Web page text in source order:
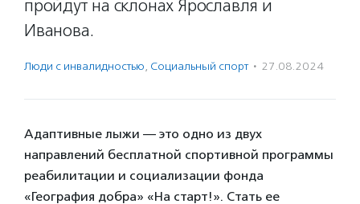
пройдут на склонах Ярославля и
Иванова.
Люди с инвалидностью, Социальный спорт · 27.08.2024
Адаптивные лыжи — это одно из двух
направлений бесплатной спортивной программы
реабилитации и социализации фонда
«География добра» «На старт!». Стать ее